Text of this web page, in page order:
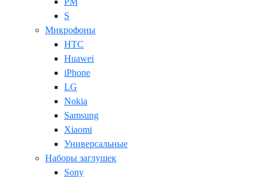
S
Микрофоны
HTC
Huawei
iPhone
LG
Nokia
Samsung
Xiaomi
Универсальные
Наборы заглушек
Sony